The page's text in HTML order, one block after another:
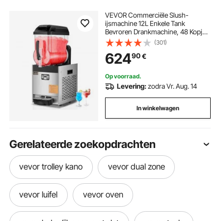
VEVOR Commerciële Slush-
ijsmachine 12L Enkele Tank
Bevroren Drankmachine, 48 Kopjes
RVS Slush-ijsmachine met
Toetsenbord Softijsmachine voor
Feesten Restaurants Cafés Bars
Zwart
(301)
62490€
Op voorraad.
Levering:zodra Vr. Aug. 14
In winkelwagen
Gerelateerde zoekopdrachten
vevor trolley kano vevor dual zone
vevor luifel vevor oven